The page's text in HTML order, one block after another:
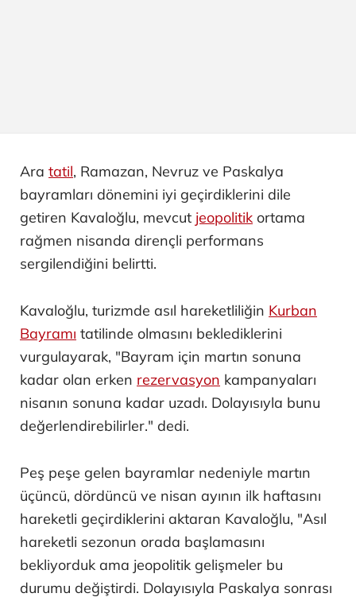
Ara tatil, Ramazan, Nevruz ve Paskalya
bayramları dönemini iyi geçirdiklerini dile
getiren Kavaloğlu, mevcut jeopolitik ortama
rağmen nisanda dirençli performans
sergilendiğini belirtti.
Kavaloğlu, turizmde asıl hareketliliğin Kurban
Bayramı tatilinde olmasını beklediklerini
vurgulayarak, "Bayram için martın sonuna
kadar olan erken rezervasyon kampanyaları
nisanın sonuna kadar uzadı. Dolayısıyla bunu
değerlendirebilirler." dedi.
Peş peşe gelen bayramlar nedeniyle martın
üçüncü, dördüncü ve nisan ayının ilk haftasını
hareketli geçirdiklerini aktaran Kavaloğlu, "Asıl
hareketli sezonun orada başlamasını
bekliyorduk ama jeopolitik gelişmeler bu
durumu değiştirdi. Dolayısıyla Paskalya sonrası